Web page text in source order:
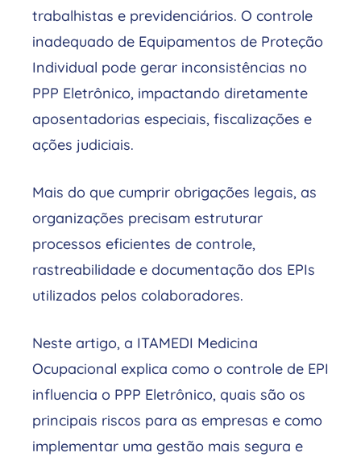
trabalhistas e previdenciários. O controle
inadequado de Equipamentos de Proteção
Individual pode gerar inconsistências no
PPP Eletrônico, impactando diretamente
aposentadorias especiais, fiscalizações e
ações judiciais.
Mais do que cumprir obrigações legais, as
organizações precisam estruturar
processos eficientes de controle,
rastreabilidade e documentação dos EPIs
utilizados pelos colaboradores.
Neste artigo, a ITAMEDI Medicina
Ocupacional explica como o controle de EPI
influencia o PPP Eletrônico, quais são os
principais riscos para as empresas e como
implementar uma gestão mais segura e